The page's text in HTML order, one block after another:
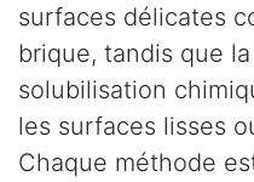
surfaces délicates
brique, tandis que
solubilisation
les surfaces lisses
Chaque méthode